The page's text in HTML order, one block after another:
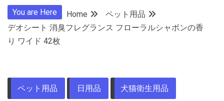
You are Here Home
ペット用品
デオシート 消臭フレグランス フローラルシャボンの香
り ワイド 42枚
ペット用品 日用品 犬猫衛生用品